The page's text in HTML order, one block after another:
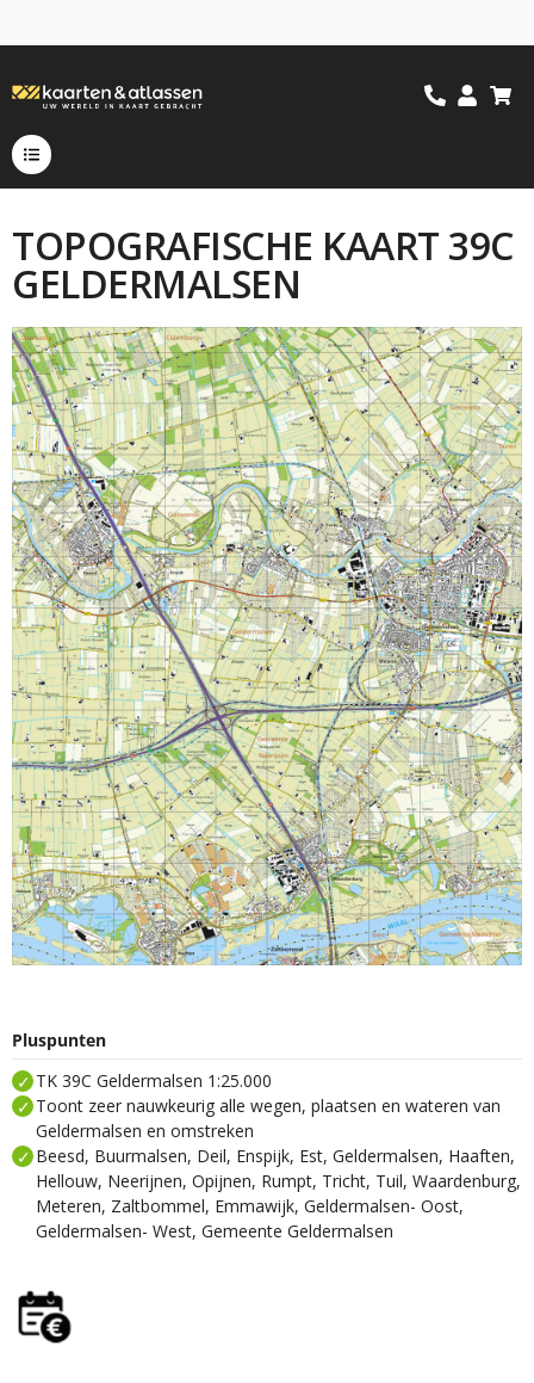
TOPOGRAFISCHE KAART 39C
GELDERMALSEN
Pluspunten
TK 39C Geldermalsen 1:25.000
Toont zeer nauwkeurig alle wegen, plaatsen en wateren van
Geldermalsen en omstreken
Beesd, Buurmalsen, Deil, Enspijk, Est, Geldermalsen, Haaften,
Hellouw, Neerijnen, Opijnen, Rumpt, Tricht, Tuil, Waardenburg,
Meteren, Zaltbommel, Emmawijk, Geldermalsen- Oost,
Geldermalsen- West, Gemeente Geldermalsen